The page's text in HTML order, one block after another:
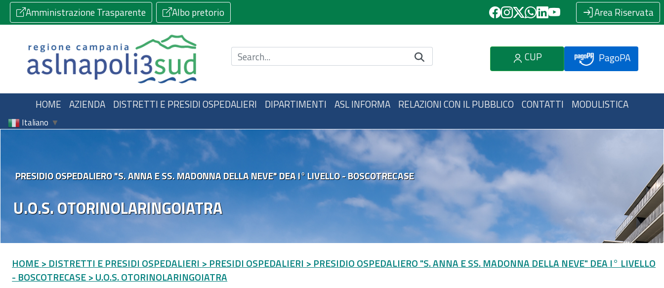
Amministrazione Trasparente Albo pretorio Area Riservata
Cerca nel sito CUP PagoPA
HOME AZIENDA DISTRETTI E PRESIDI OSPEDALIERI DIPARTIMENTI ASL INFORMA RELAZIONI CON IL PUBBLICO CONTATTI MODULISTICA
Italiano ▼
U.O.S. OTORINOLARINGOIATRA
PRESIDIO OSPEDALIERO "S. ANNA E SS. MADONNA DELLA NEVE" DEA I° LIVELLO - BOSCOTRECASE
HOME > DISTRETTI E PRESIDI OSPEDALIERI > PRESIDI OSPEDALIERI > PRESIDIO OSPEDALIERO "S. ANNA E SS. MADONNA DELLA NEVE" DEA I° LIVELLO
- BOSCOTRECASE > U.O.S. OTORINOLARINGOIATRA